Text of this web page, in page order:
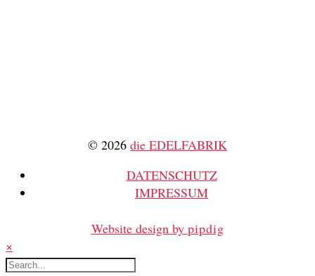
© 2026 die EDELFABRIK
DATENSCHUTZ
IMPRESSUM
Website design by pipdig
×